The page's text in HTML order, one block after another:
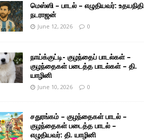
மெஸ்ஸி – பாடல் – எழுதியவர்: உதயநிதி
நடராஜன்
June 12, 2026 0
நாய்க்குட்டி- குழந்தைப் பாடல்கள் –
குழந்தைகள் படைத்த பாடல்கள் – தி.
யாழினி
June 10, 2026 0
சதுரங்கம் – குழந்தைகள் பாடல் –
குழந்தைகள் படைத்த பாடல் –
எழுதியவர்: தி. யாழினி